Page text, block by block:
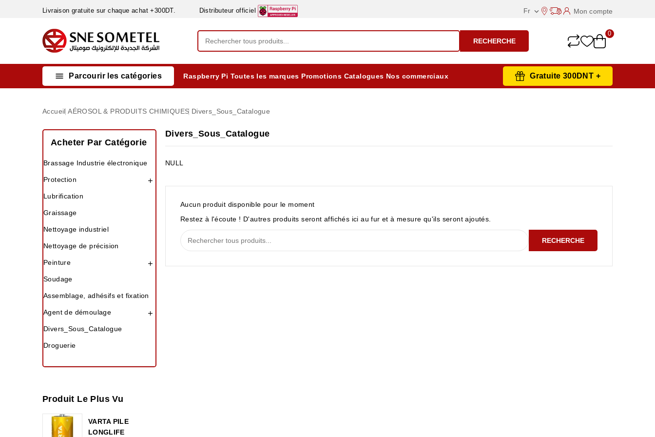
Livraison gratuite sur chaque achat +300DT. Distributeur officiel Fr  Mon compte
RECHERCHE
0
 Parcourir les catégories Raspberry Pi Toutes les marques Promotions Catalogues Nos commerciaux Gratuite 300DNT +
Accueil AÉROSOL & PRODUITS CHIMIQUES Divers_Sous_Catalogue
Acheter Par Catégorie
Brassage Industrie électronique
Protection 
Lubrification
Graissage
Nettoyage industriel
Nettoyage de précision
Peinture 
Soudage
Assemblage, adhésifs et fixation
Agent de démoulage 
Divers_Sous_Catalogue
Droguerie
Produit Le Plus Vu
VARTA PILE
LONGLIFE
Divers_Sous_Catalogue
NULL
Aucun produit disponible pour le moment
Restez à l'écoute ! D'autres produits seront affichés ici au fur et à mesure qu'ils seront ajoutés.
RECHERCHE